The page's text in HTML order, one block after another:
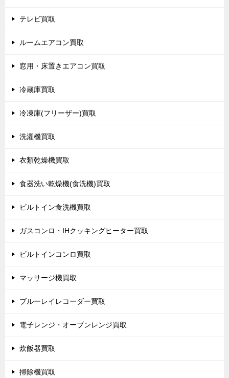
テレビ買取
ルームエアコン買取
窓用・床置きエアコン買取
冷蔵庫買取
冷凍庫(フリーザー)買取
洗濯機買取
衣類乾燥機買取
食器洗い乾燥機(食洗機)買取
ビルトイン食洗機買取
ガスコンロ・IHクッキングヒーター買取
ビルトインコンロ買取
マッサージ機買取
ブルーレイレコーダー買取
電子レンジ・オーブンレンジ買取
炊飯器買取
掃除機買取